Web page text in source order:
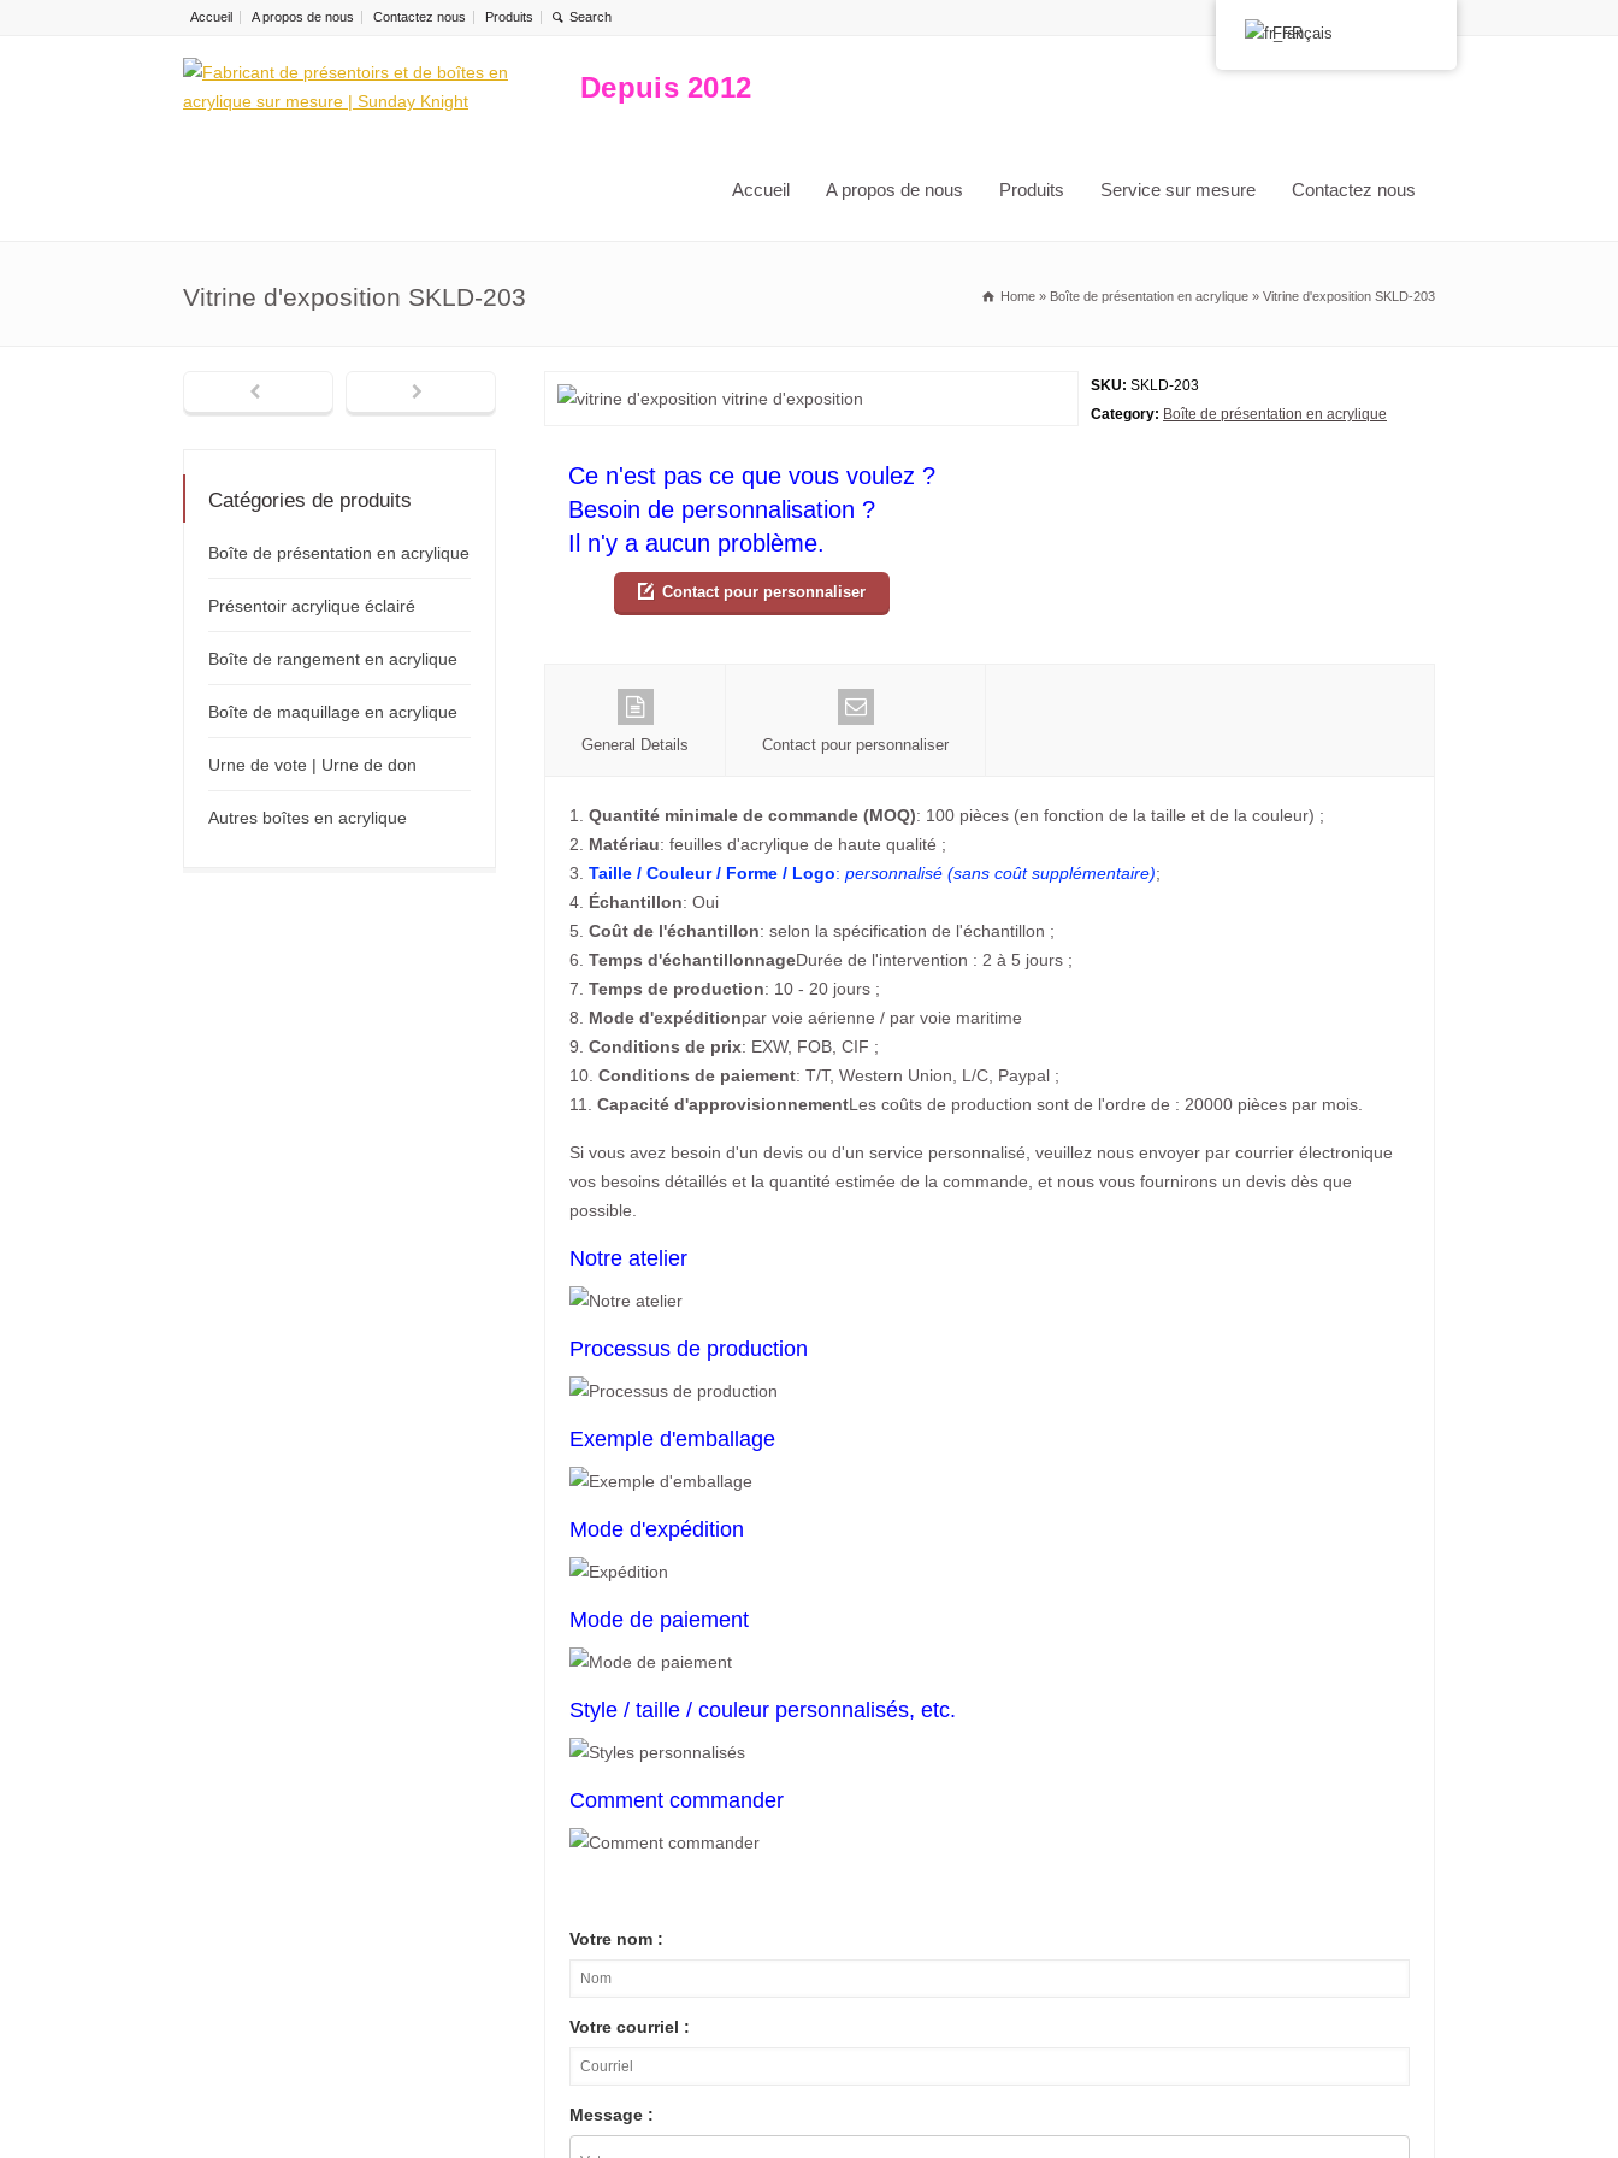
Accueil A propos de nous Contactez nous Produits
Depuis 2012
Accueil A propos de nous Produits Service sur mesure Contactez nous
Vitrine d'exposition SKLD-203 Home » Boîte de présentation en acrylique » Vitrine d'exposition SKLD-203
SKU: SKLD-203
Category: Boîte de présentation en acrylique
Ce n'est pas ce que vous voulez ?
Besoin de personnalisation ?
Il n'y a aucun problème.
Contact pour personnaliser
General Details Contact pour personnaliser
1. Quantité minimale de commande (MOQ): 100 pièces (en fonction de la taille et de la couleur) ;
2. Matériau: feuilles d'acrylique de haute qualité ;
3. Taille / Couleur / Forme / Logo: personnalisé (sans coût supplémentaire);
4. Échantillon: Oui
5. Coût de l'échantillon: selon la spécification de l'échantillon ;
6. Temps d'échantillonnageDurée de l'intervention : 2 à 5 jours ;
7. Temps de production: 10 - 20 jours ;
8. Mode d'expéditionpar voie aérienne / par voie maritime
9. Conditions de prix: EXW, FOB, CIF ;
10. Conditions de paiement: T/T, Western Union, L/C, Paypal ;
11. Capacité d'approvisionnementLes coûts de production sont de l'ordre de : 20000 pièces par mois.
Si vous avez besoin d'un devis ou d'un service personnalisé, veuillez nous envoyer par courrier électronique
vos besoins détaillés et la quantité estimée de la commande, et nous vous fournirons un devis dès que
possible.
Notre atelier
Processus de production
Exemple d'emballage
Mode d'expédition
Mode de paiement
Style / taille / couleur personnalisés, etc.
Comment commander
Votre nom :
Votre courriel :
Message :
Catégories de produits
Boîte de présentation en acrylique
Présentoir acrylique éclairé
Boîte de rangement en acrylique
Boîte de maquillage en acrylique
Urne de vote | Urne de don
Autres boîtes en acrylique
Français